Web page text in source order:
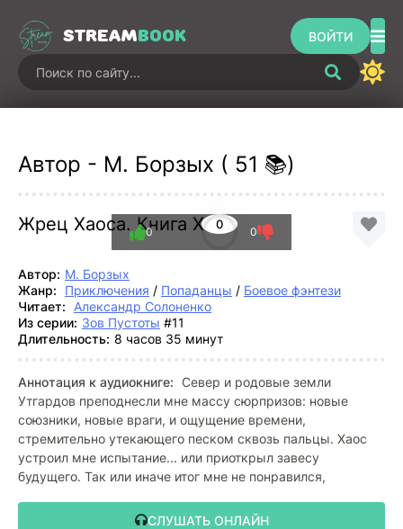
STREAMBOOK ВОЙТИ
Автор - М. Борзых ( 51 📚)
Жрец Хаоса. Книга ХI 0
0 0
Автор: М. Борзых
Жанр:
Приключения / Попаданцы / Боевое фэнтези
Читает:
Александр Солоненко
Из серии: Зов Пустоты #11
Длительность: 8 часов 35 минут
Аннотация к аудиокниге: Север и родовые земли
Утгардов преподнесли мне массу сюрпризов: новые
союзники, новые враги, и ощущение времени,
стремительно утекающего песком сквозь пальцы. Хаос
устроил мне испытание... или приоткрыл завесу
будущего. Так или иначе итог мне не понравился,
СЛУШАТЬ ОНЛАЙН